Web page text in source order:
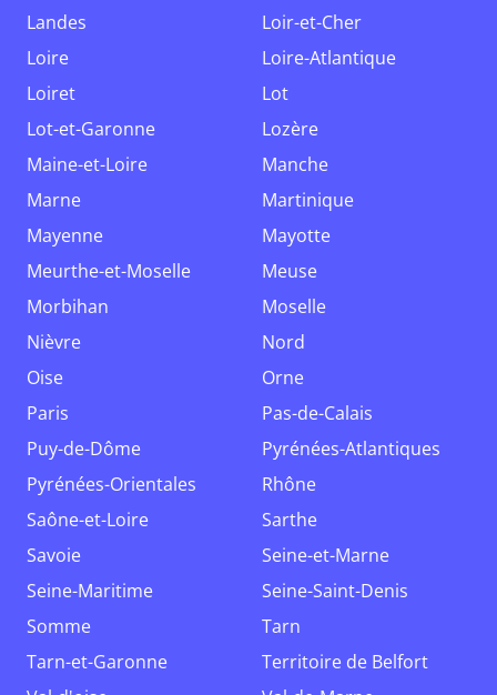
Landes
Loir-et-Cher
Loire
Loire-Atlantique
Loiret
Lot
Lot-et-Garonne
Lozère
Maine-et-Loire
Manche
Marne
Martinique
Mayenne
Mayotte
Meurthe-et-Moselle
Meuse
Morbihan
Moselle
Nièvre
Nord
Oise
Orne
Paris
Pas-de-Calais
Puy-de-Dôme
Pyrénées-Atlantiques
Pyrénées-Orientales
Rhône
Saône-et-Loire
Sarthe
Savoie
Seine-et-Marne
Seine-Maritime
Seine-Saint-Denis
Somme
Tarn
Tarn-et-Garonne
Territoire de Belfort